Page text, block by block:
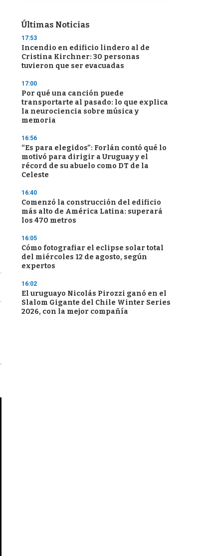
Últimas Noticias
17:53
Incendio en edificio lindero al de
Cristina Kirchner: 30 personas
tuvieron que ser evacuadas
17:00
Por qué una canción puede
transportarte al pasado: lo que explica
la neurociencia sobre música y
memoria
16:56
“Es para elegidos”: Forlán contó qué lo
motivó para dirigir a Uruguay y el
récord de su abuelo como DT de la
Celeste
16:40
Comenzó la construcción del edificio
más alto de América Latina: superará
los 470 metros
16:05
Cómo fotografiar el eclipse solar total
del miércoles 12 de agosto, según
expertos
16:02
El uruguayo Nicolás Pirozzi ganó en el
Slalom Gigante del Chile Winter Series
2026, con la mejor compañía